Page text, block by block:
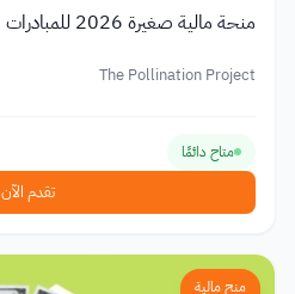
منحة مالية صغيرة 2026 للمبادرات المجتمعية حول العالم
The Pollination Project
متاح دائمًا
تقدم الآن
منح مالية